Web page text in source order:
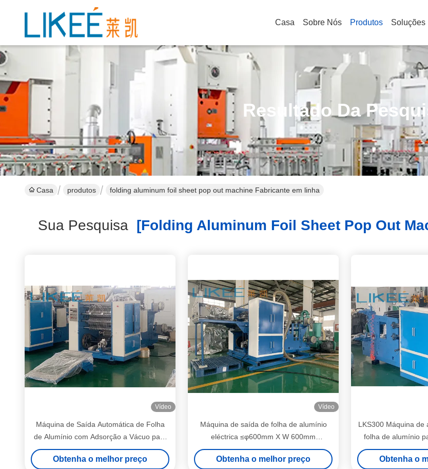
Casa Sobre Nós Produtos Soluções
Resultado Da
Casa produtos folding aluminum foil sheet pop out machine Fabricante em linha
Sua Pesquisa[folding Aluminum Foil Sheet Pop Out
Vídeo
Máquina de Saída Automática de Folha
de Alumínio com Adsorção a Vácuo para
Embalagem de Alimentos
Obtenha o melhor preço
Vídeo
Máquina de saída de folha de alumínio
eléctrica ≤φ600mm X W 600mm
Dimensões do rolo-mãe e 380V 50HZ
Terra natural de 3 fases
Obtenha o melhor preço
LKS300 Máquina de
folha de alumínio
Obtenha o